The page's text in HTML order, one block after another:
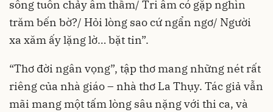
sông tuôn chảy âm thầm/ Tri âm có gặp nghìn
trăm bến bờ?/ Hỏi lòng sao cứ ngẩn ngơ/ Người
xa xăm ấy lặng lờ… bặt tin”.
“Thơ đời ngân vọng”, tập thơ mang những nét rất
riêng của nhà giáo – nhà thơ La Thụy. Tác giả vẫn
mãi mang một tấm lòng sâu nặng với thi ca, và